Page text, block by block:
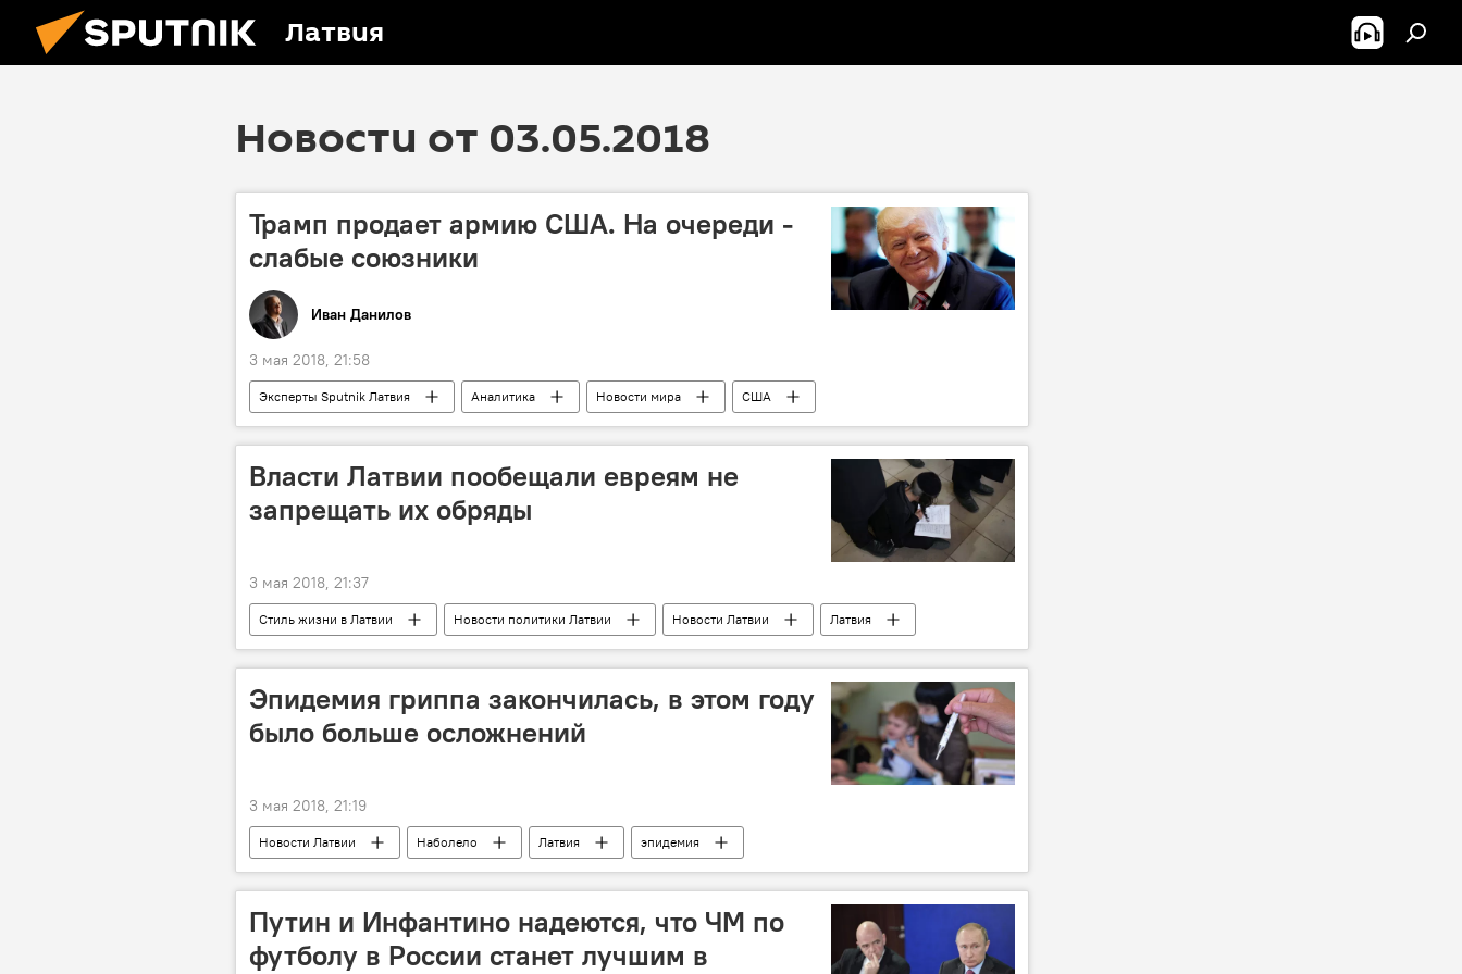
Латвия
Новости от 03.05.2018
Трамп продает армию США. На очереди -
слабые союзники
Иван Данилов
3 мая 2018, 21:58
Эксперты Sputnik Латвия Аналитика Новости мира
США
Дональд Трамп
Власти Латвии пообещали евреям не
запрещать их обряды
3 мая 2018, 21:37
Стиль жизни в Латвии Новости политики Латвии Новости Латвии
Латвия
Эдгарс Ринкевичс
МИД Латвии
Эпидемия гриппа закончилась, в этом году
было больше осложнений
3 мая 2018, 21:19
Новости Латвии Наболело Латвия эпидемия
Путин и Инфантино надеются, что ЧМ по
футболу в России станет лучшим в